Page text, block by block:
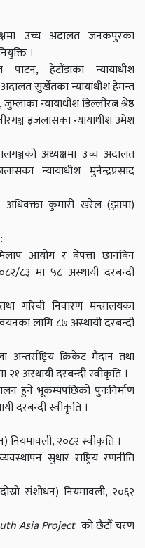
उच्च अदालत जनकपुरका
।
हेटौंडाका न्यायाधीश
सुर्खेतका न्यायाधीश हेमन्त
न्यायाधीश डिल्लीरत्न श्रेष्ठ
इजलासका न्यायाधीश उमेश
अध्यक्षमा उच्च अदालत
न्यायाधीश मुनेन्द्रप्रसाद
कुमारी खरेल (झापा)
:
आयोग र बेपत्ता छानबिन
८३ मा ५८ अस्थायी दरबन्दी
गरिबी निवारण मन्त्रालयका
लागि ८७ अस्थायी दरबन्दी
अन्तर्राष्ट्रिय क्रिकेट मैदान तथा
२१ अस्थायी दरबन्दी स्वीकृति ।
हुने भूकम्पपछिको पुनःनिर्माण
दरबन्दी स्वीकृति ।
नियमावली, २०८२ स्वीकृति ।
सुधार राष्ट्रिय रणनीति
संशोधन) नियमावली, २०६२
Asia Projectको छैटौँ चरण